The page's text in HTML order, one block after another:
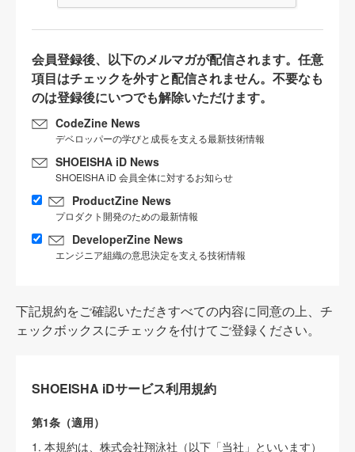
会員登録後、以下のメルマガが配信されます。任意
項目はチェックを外すと配信されません。不要なも
のは登録後にいつでも解除いただけます。
CodeZine News
デベロッパーの学びと成長を支える最新技術情報
SHOEISHA iD News
SHOEISHA iD 会員全体に対するお知らせ
ProductZine News
プロダクト開発のための最新情報
DeveloperZine News
エンジニア組織の意思決定を支える技術情報
下記規約をご確認いただきすべての内容に同意の上、チ
ェックボックスにチェックを付けてご登録ください。
SHOEISHA iDサービス利用規約
第1条（適用）
1. 本規約は、株式会社翔泳社（以下「当社」といいます）